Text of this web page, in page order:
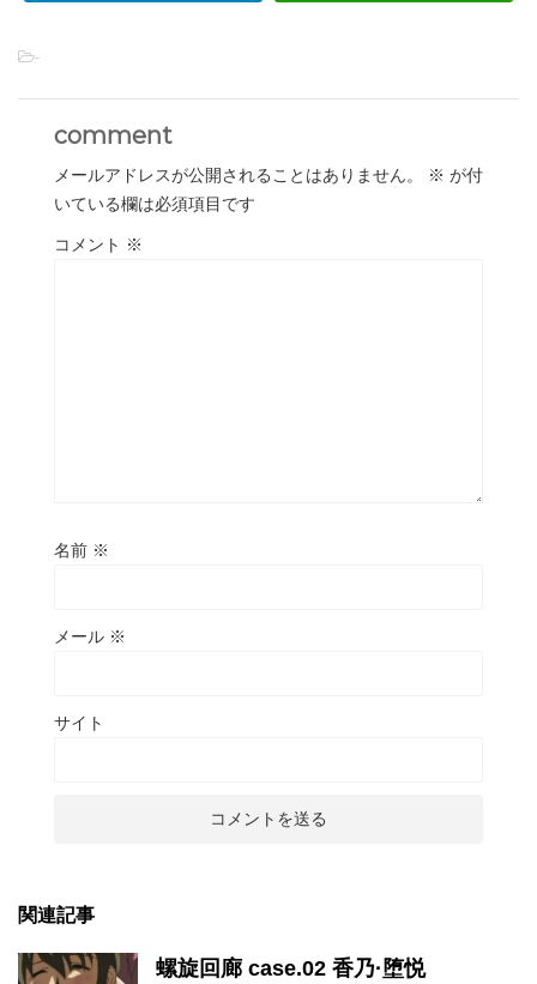
-
comment
メールアドレスが公開されることはありません。 ※ が付
いている欄は必須項目です
コメント ※
名前 ※
メール ※
サイト
関連記事
螺旋回廊 case.02 香乃·堕悦